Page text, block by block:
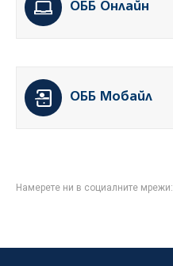
ОББ Онлайн
ОББ Мобайл
Намерете ни в социалните мрежи: